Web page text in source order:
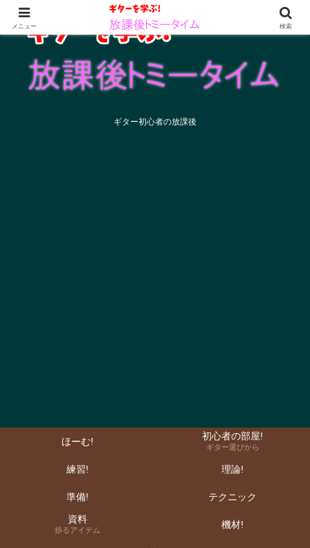
ギター初心者の放課後
ほーむ! 初心者の部屋!
ギター選びから
練習! 理論!
準備!
テクニック
資料
捗るアイテム 機材!
メニュー 検索